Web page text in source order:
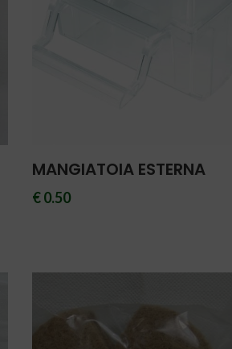
MANGIATOIA ESTERNA
€ 0.50